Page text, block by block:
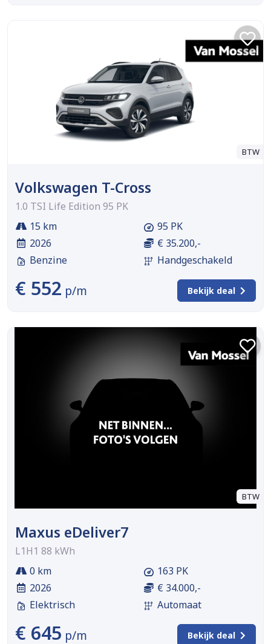
BTW
Volkswagen T-Cross
1.0 TSI Life Edition 95 PK
15 km
2026
Benzine
95 PK
€ 35.200,-
Handgeschakeld
€ 552 p/m Bekijk deal
BTW
Maxus eDeliver7
L1H1 88 kWh
0 km
2026
Elektrisch
163 PK
€ 34.000,-
Automaat
€ 645 p/m Bekijk deal